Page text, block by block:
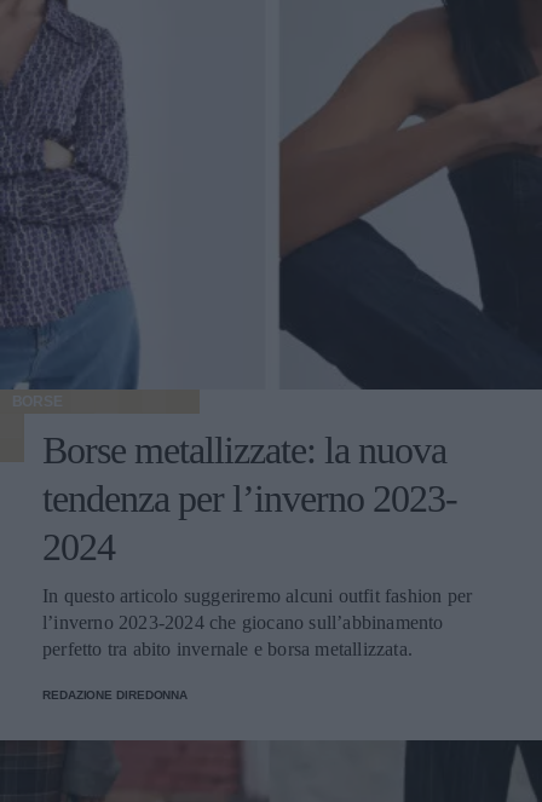
BORSE
Borse metallizzate: la nuova
tendenza per l’inverno 2023-
2024
In questo articolo suggeriremo alcuni outfit fashion per
l’inverno 2023-2024 che giocano sull’abbinamento
perfetto tra abito invernale e borsa metallizzata.
REDAZIONE DIREDONNA